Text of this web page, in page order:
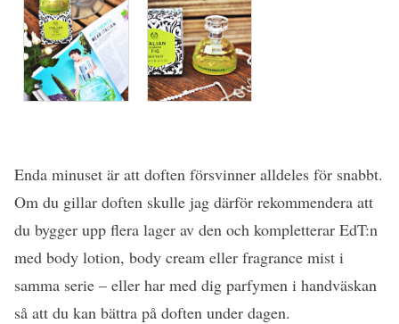
Enda minuset är att doften försvinner alldeles för snabbt.
Om du gillar doften skulle jag därför rekommendera att
du bygger upp flera lager av den och kompletterar EdT:n
med body lotion, body cream eller fragrance mist i
samma serie – eller har med dig parfymen i handväskan
så att du kan bättra på doften under dagen.